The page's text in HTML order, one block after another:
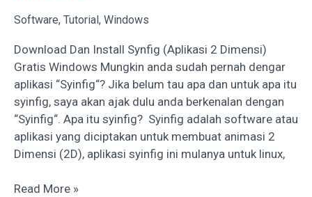
Software, Tutorial, Windows
Download Dan Install Synfig (Aplikasi 2 Dimensi)
Gratis Windows Mungkin anda sudah pernah dengar
aplikasi “Syinfig“? Jika belum tau apa dan untuk apa itu
syinfig, saya akan ajak dulu anda berkenalan dengan
“Syinfig“. Apa itu syinfig? Syinfig adalah software atau
aplikasi yang diciptakan untuk membuat animasi 2
Dimensi (2D), aplikasi syinfig ini mulanya untuk linux,
Download
Read More »